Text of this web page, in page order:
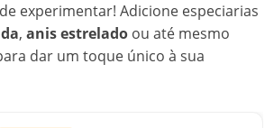
experimentar! Adicione especiarias
, anis estrelado ou até mesmo
dar um toque único à sua